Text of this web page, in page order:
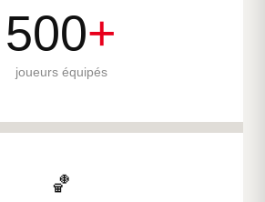
500+
joueurs équipés
🏀